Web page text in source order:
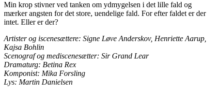
Min krop stivner ved tanken om ydmygelsen i det lille fald og
mærker angsten for det store, uendelige fald. For efter faldet er der
intet. Eller er der?
Artister og iscenesættere: Signe Løve Anderskov, Henriette Aarup,
Kajsa Bohlin
Scenograf og mediscenesætter: Sir Grand Lear
Dramaturg: Betina Rex
Komponist: Mika Forsling
Lys: Martin Danielsen